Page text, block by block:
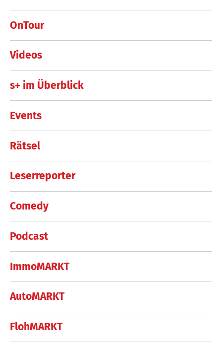
OnTour
Videos
s+ im Überblick
Events
Rätsel
Leserreporter
Comedy
Podcast
ImmoMARKT
AutoMARKT
FlohMARKT